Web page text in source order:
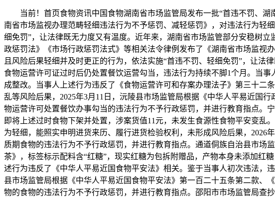
当前！首页食物资讯中国食物湖南省市场监管局发布一批“首违不罚、湖
南省市场监视办理范畴轻细违法行为不予惩罚、减轻惩罚》，对违法行为轻
细免罚”，让法律既无力度又有温度。近年来，湖南省市场监管部分安稳树
政惩罚法》《市场行政惩罚法式》等相关法令律例发布了《湖南省市场监视
且风险后果轻细并及时更正的行为，依法实施“首违不罚、轻细免罚”，让
食物运营许可证过时后仍处置餐饮运营勾当，违法行为持续不脚1个月。当
成整改。当事人上述行为违反了《食物运营许可和存案办理法子》第三十二
乱等风险后果，2025年3月11日，沅陵县市场监管局根据《中华人平易近国
物运营许可处置餐饮办事勾当的违法行为不予行政惩罚，并进行教育指点。
即将上述过时食物下架并处置，涉案货值11元，未发生食源性食物平安变
为轻细，能照实申明进货来历、履行进货检验权利，未形成风险后果，
质期食物的违法行为不予行政惩罚，并进行教育指点。通道侗族自治县市场
茶》，标签标示配料含“红糖”，现实红糖为包拆附赠品，产物本身未添加红
述行为违反了《中华人平易近国食物平安法》相关。鉴于当事人初次违法，
县市场监管局根据《中华人平易近国食物平安法》第一百二十五条第二款
物的食物的违法行为不予行政惩罚，并进行教育指点。邵阳市市场监管局查